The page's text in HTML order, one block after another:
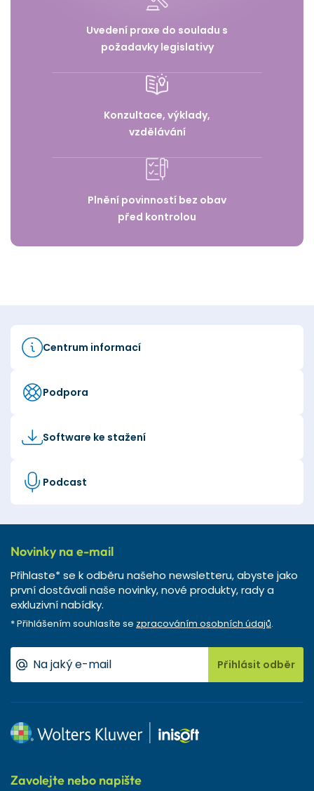
Uvedení praxe do souladu s
požadavky legislativy
Konzultace, výklady,
vzdělávání
Plnění povinností bez obav
před kontrolou
Centrum informací
Podpora
Software ke stažení
Podcast
Novinky na e-mail
Přihlaste* se k odběru našeho newsletteru, abyste jako
první dostávali naše novinky, nové produkty, rady a
exkluzivní nabídky.
* Přihlášením souhlasíte se zpracováním osobních údajů.
Přihlásit odběr
Zavolejte nebo napište